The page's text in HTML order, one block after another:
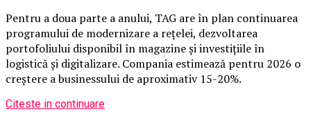
Pentru a doua parte a anului, TAG are în plan continuarea
programului de modernizare a rețelei, dezvoltarea
portofoliului disponibil în magazine și investițiile în
logistică și digitalizare. Compania estimează pentru 2026 o
creștere a businessului de aproximativ 15-20%.
Citeste in continuare